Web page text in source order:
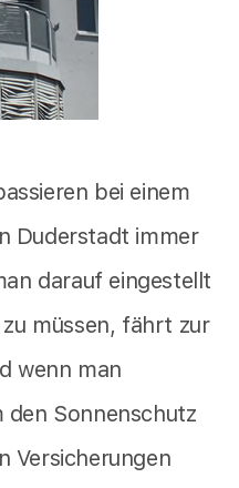
bei einem
Duderstadt immer
darauf eingestellt
müssen, fährt zur
wenn man
Sonnenschutz
Versicherungen